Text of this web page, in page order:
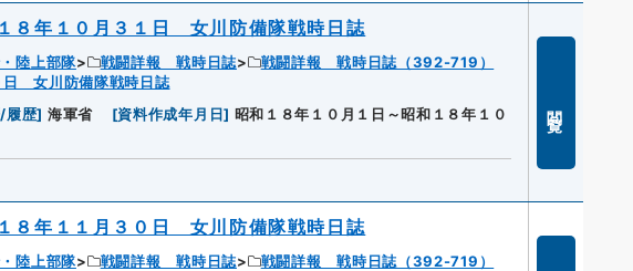
８年１０月３１日 女川防備隊戦時日誌
陸上部隊 戦闘詳報 戦時日誌
戦闘詳報 戦時日誌（392-719）
日 女川防備隊戦時日誌
履歴] 海軍省 [資料作成年月日] 昭和１８年１０月１日～昭和１８年１０
８年１１月３０日 女川防備隊戦時日誌
陸上部隊 戦闘詳報 戦時日誌
戦闘詳報 戦時日誌（392-719）